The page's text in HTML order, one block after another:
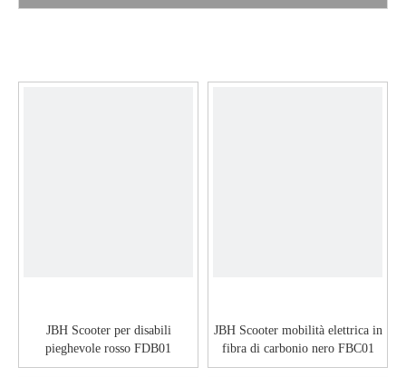
JBH Scooter per disabili
pieghevole rosso FDB01
JBH Scooter mobilità elettrica in
fibra di carbonio nero FBC01